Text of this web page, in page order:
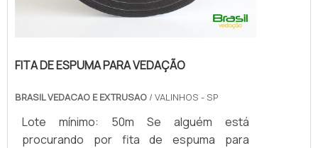
FITA DE ESPUMA PARA VEDAÇÃO
BRASIL VEDACAO E EXTRUSAO / VALINHOS - SP
Lote mínimo: 50m Se alguém está
procurando por fita de espuma para